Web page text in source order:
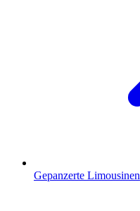
Gepanzerte Limousinen